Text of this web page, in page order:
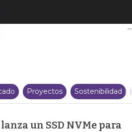
Digital lanza un SSD
Proyectos Sostenibilidad
un SSD NVMe para